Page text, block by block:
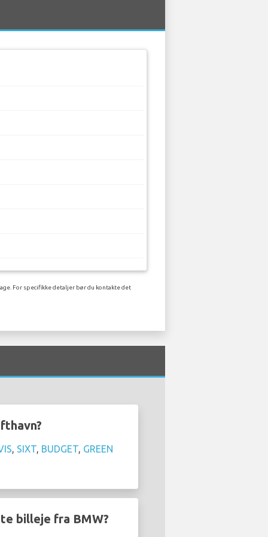
For specifikke detaljer bør du kontakte det
, SIXT, BUDGET, GREEN
billeje fra BMW?